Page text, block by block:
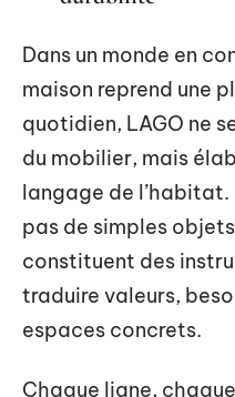
Dans un monde en
maison reprend une
quotidien, LAGO ne
du mobilier, mais
langage de
pas de simples
constituent des
traduire valeurs,
espaces concrets.
Chaque ligne,